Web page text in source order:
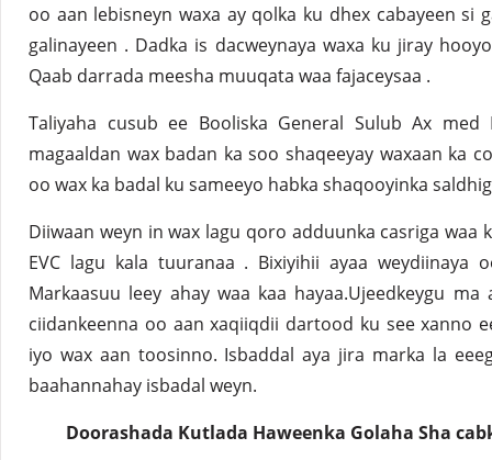
oo aan lebisneyn waxa ay qolka ku dhex cabayeen si
galinayeen . Dadka is dacweynaya waxa ku jiray
Qaab darrada meesha muuqata waa fajaceysaa .
Taliyaha cusub ee Booliska General Sulub Ax
magaaldan wax badan ka soo shaqeeyay waxaan ka
oo wax ka badal ku sameeyo habka shaqooyinka
Diiwaan weyn in wax lagu qoro adduunka casriga waa
EVC lagu kala tuuranaa . Bixiyihii ayaa weydiinaya
Markaasuu leey ahay waa kaa hayaa.Ujeedkeygu
ciidankeenna oo aan xaqiiqdii dartood ku see xanno
iyo wax aan toosinno. Isbaddal aya jira marka la
baahannahay isbadal weyn.
Doorashada Kutlada Haweenka Golaha Sha